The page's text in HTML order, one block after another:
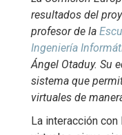
resultados del
profesor de la
Ingeniería
Ángel Otaduy. Su
sistema que
virtuales de
La interacción